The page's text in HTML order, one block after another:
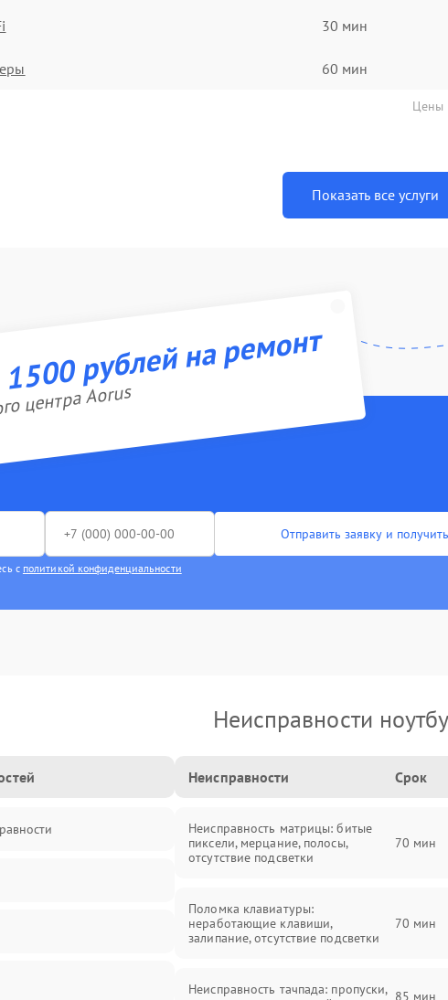
30 мин
60 мин
Цены
Показать все услуги
рублей на ремонт
центра Aorus
Отправить заявку и
с политикой конфиденциальности
Неисправности
Неисправности Срок
Неисправность матрицы: битые
пиксели, мерцание, полосы,
отсутствие подсветки
70 мин
Поломка клавиатуры:
неработающие клавиши,
залипание, отсутствие подсветки
70 мин
Неисправность тачпада: пропуски, 85 мин